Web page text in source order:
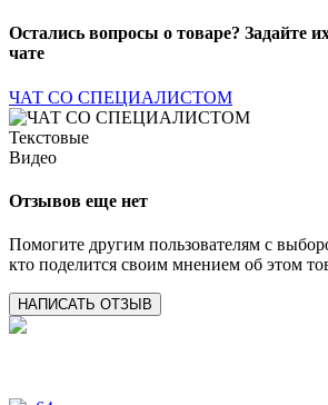
Остались вопросы о товаре? Задайте
чате
ЧАТ СО СПЕЦИАЛИСТОМ
Текстовые
Видео
Отзывов еще нет
Помогите другим пользователям с
кто поделится своим мнением об этом
НАПИСАТЬ ОТЗЫВ